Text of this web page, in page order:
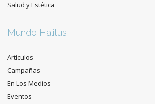
Salud y Estética
Mundo Halitus
Artículos
Campañas
En Los Medios
Eventos